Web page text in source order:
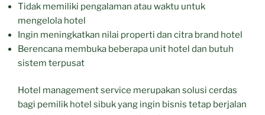
Tidak memiliki pengalaman atau waktu untuk
mengelola hotel
Ingin meningkatkan nilai properti dan citra brand hotel
Berencana membuka beberapa unit hotel dan butuh
sistem terpusat
Hotel management service merupakan solusi cerdas
bagi pemilik hotel sibuk yang ingin bisnis tetap berjalan